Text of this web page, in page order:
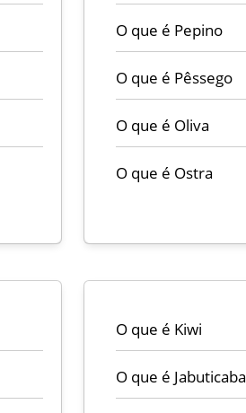
O que é Pepino
O que é Pêssego
O que é Oliva
O que é Ostra
O que é Kiwi
O que é Jabuticaba